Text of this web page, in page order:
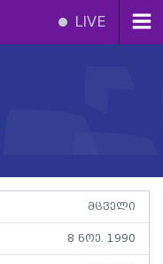
LIVE
მცველი
8 ნოე. 1990